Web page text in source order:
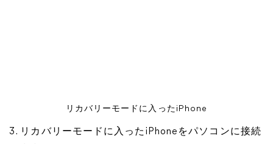
リカバリーモードに入ったiPhone
3. リカバリーモードに入ったiPhoneをパソコンに接続